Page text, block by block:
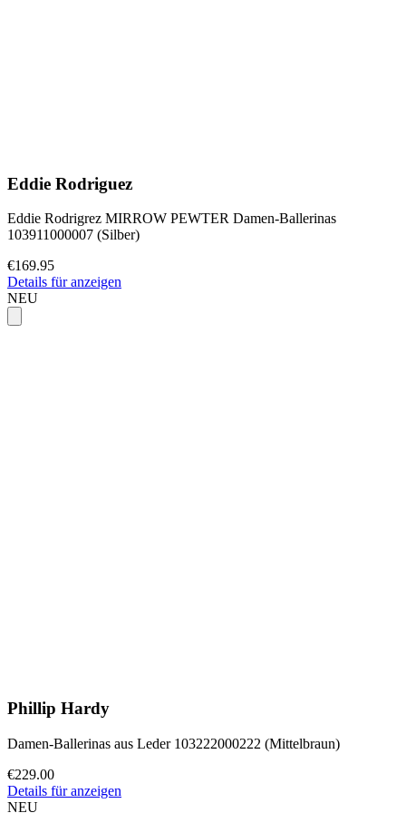
Eddie Rodriguez
Eddie Rodrigrez MIRROW PEWTER Damen-Ballerinas
103911000007 (Silber)
€169.95
Details für anzeigen
NEU
Phillip Hardy
Damen-Ballerinas aus Leder 103222000222 (Mittelbraun)
€229.00
Details für anzeigen
NEU